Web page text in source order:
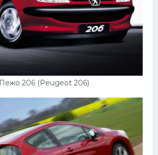
Пежо 206 (Peugeot 206)